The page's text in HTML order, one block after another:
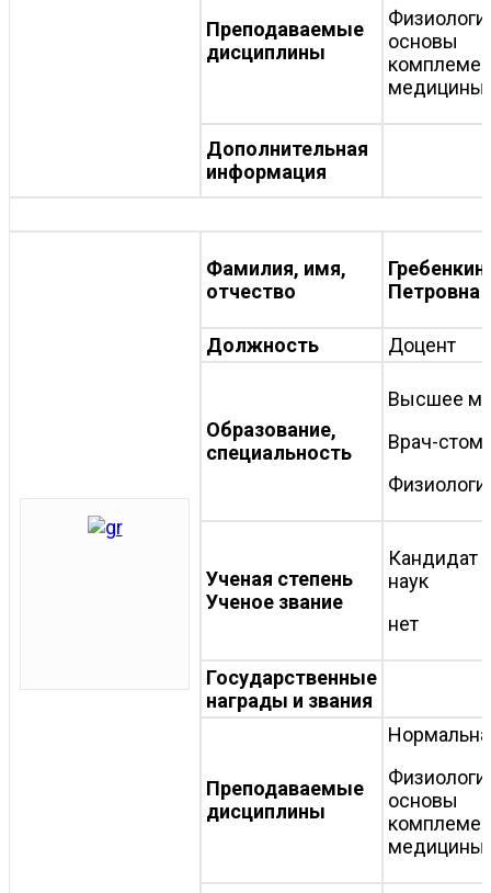
Преподаваемые
дисциплины
основы
медицины
Дополнительная
информация
Фамилия, имя,
отчество
Петровна
Должность Доцент
Образование,
специальность
Высшее
Врач-
Ученая степень
Ученое звание
Кандидат
наук
нет
Государственные
награды и звания
Преподаваемые
дисциплины
основы
медицины